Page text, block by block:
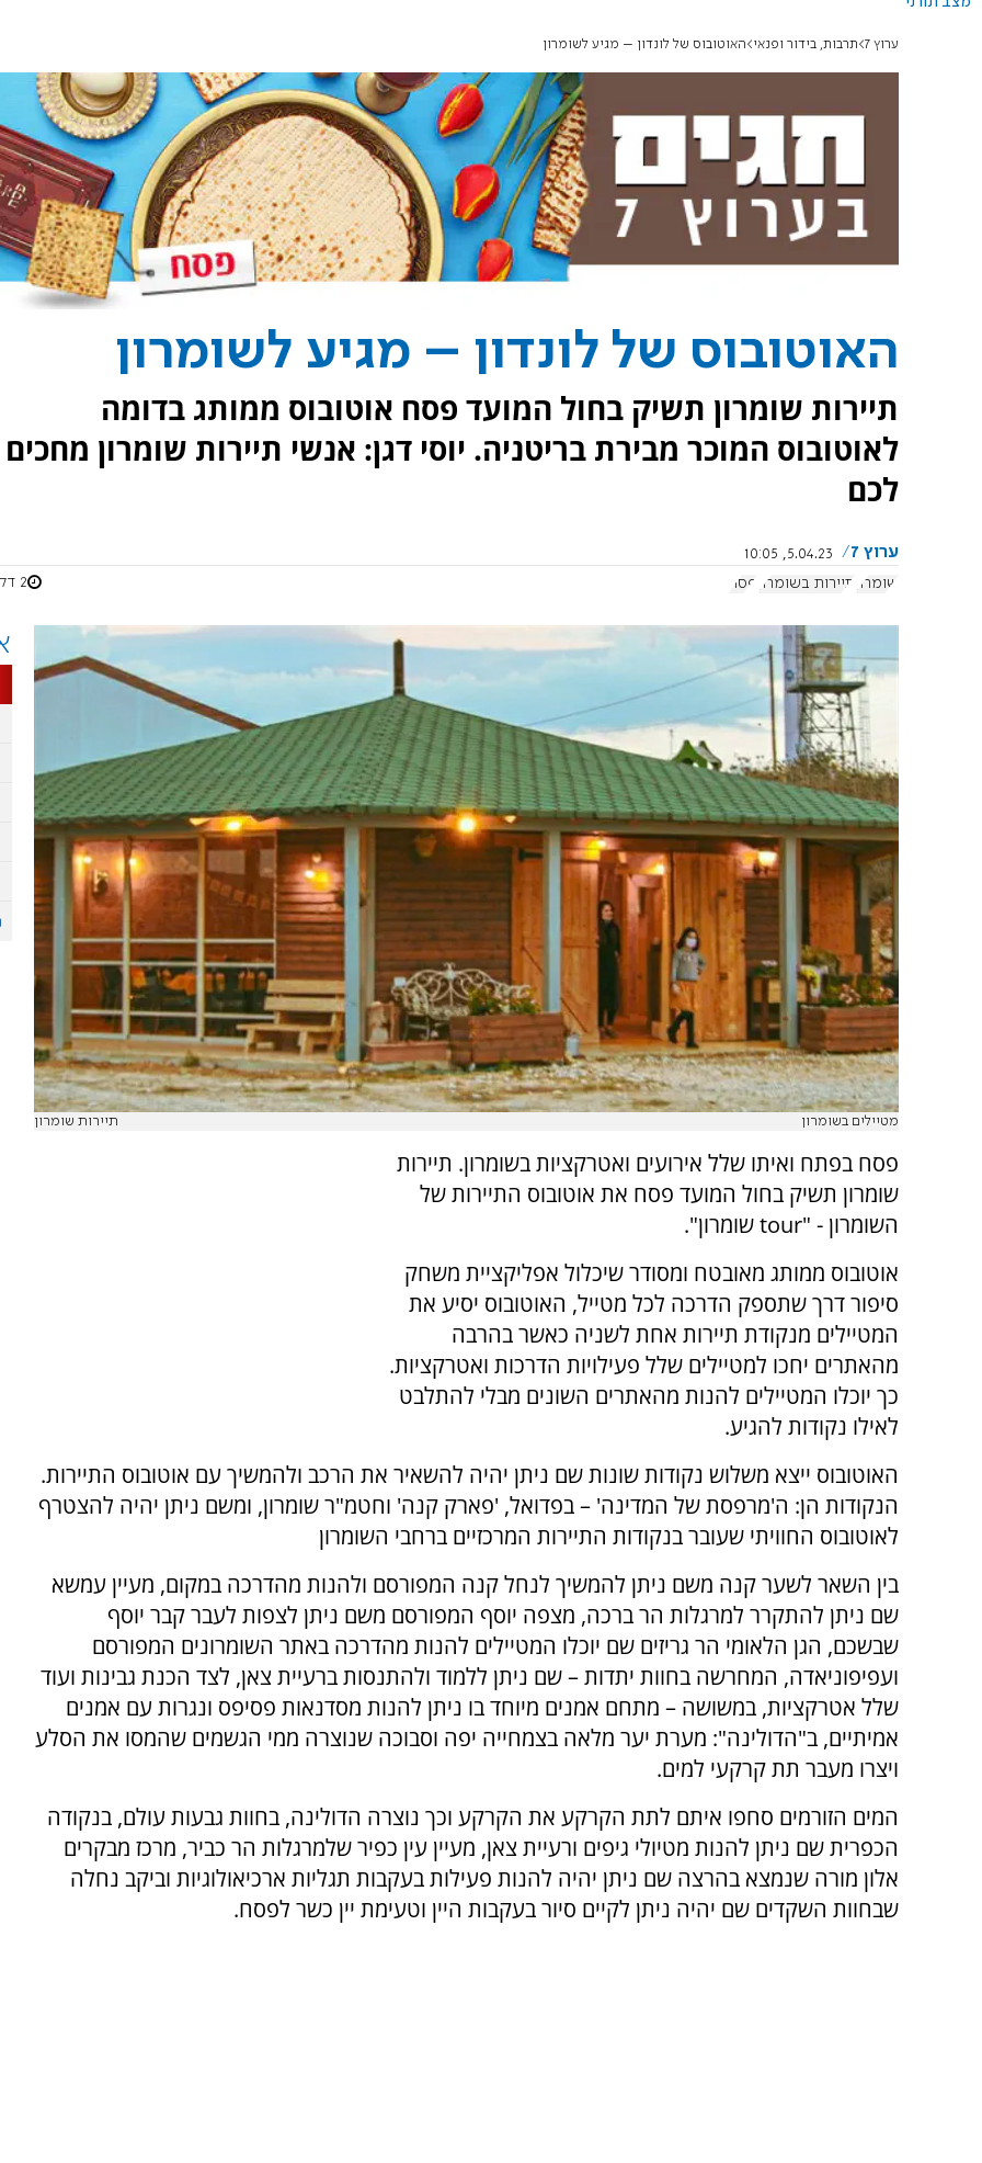
ערוץ 7 תרבות, בידור ופנאי האוטובוס של לונדון – מגיע לשומרון
האוטובוס של לונדון – מגיע לשומרון
תיירות שומרון תשיק בחול המועד פסח אוטובוס ממותג בדומה
לאוטובוס המוכר מבירת בריטניה. יוסי דגן: אנשי תיירות שומרון מחכים
לכם
ערוץ 7
5.04.23, 10:05
שומרון
תיירות בשומרון פסח 2 דקות
מטיילים בשומרון תיירות שומרון
פסח בפתח ואיתו שלל אירועים ואטרקציות בשומרון. תיירות
שומרון תשיק בחול המועד פסח את אוטובוס התיירות של
השומרון - "tour שומרון".
אוטובוס ממותג מאובטח ומסודר שיכלול אפליקציית משחק
סיפור דרך שתספק הדרכה לכל מטייל, האוטובוס יסיע את
המטיילים מנקודת תיירות אחת לשניה כאשר בהרבה
מהאתרים יחכו למטיילים שלל פעילויות הדרכות ואטרקציות.
כך יוכלו המטיילים להנות מהאתרים השונים מבלי להתלבט
לאילו נקודות להגיע.
האוטובוס ייצא משלוש נקודות שונות שם ניתן יהיה להשאיר את הרכב ולהמשיך עם אוטובוס התיירות.
הנקודות הן: ה'מרפסת של המדינה' – בפדואל, 'פארק קנה' וחטמ"ר שומרון, ומשם ניתן יהיה להצטרף
לאוטובוס החוויתי שעובר בנקודות התיירות המרכזיים ברחבי השומרון
בין השאר לשער קנה משם ניתן להמשיך לנחל קנה המפורסם ולהנות מהדרכה במקום, מעיין עמשא
שם ניתן להתקרר למרגלות הר ברכה, מצפה יוסף המפורסם משם ניתן לצפות לעבר קבר יוסף
שבשכם, הגן הלאומי הר גריזים שם יוכלו המטיילים להנות מהדרכה באתר השומרונים המפורסם
ועפיפוניאדה, המחרשה בחוות יתדות – שם ניתן ללמוד ולהתנסות ברעיית צאן, לצד הכנת גבינות ועוד
שלל אטרקציות, במשושה – מתחם אמנים מיוחד בו ניתן להנות מסדנאות פסיפס ונגרות עם אמנים
אמיתיים, ב"הדולינה": מערת יער מלאה בצמחייה יפה וסבוכה שנוצרה ממי הגשמים שהמסו את הסלע
ויצרו מעבר תת קרקעי למים.
המים הזורמים סחפו איתם לתת הקרקע את הקרקע וכך נוצרה הדולינה, בחוות גבעות עולם, בנקודה
הכפרית שם ניתן להנות מטיולי גיפים ורעיית צאן, מעיין עין כפיר שלמרגלות הר כביר, מרכז מבקרים
אלון מורה שנמצא בהרצה שם ניתן יהיה להנות פעילות בעקבות תגליות ארכיאולוגיות וביקב נחלה
שבחוות השקדים שם יהיה ניתן לקיים סיור בעקבות היין וטעימת יין כשר לפסח.